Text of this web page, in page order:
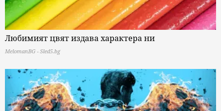
Любимият цвят издава характера ни
MelomanBG - Sled5.bg